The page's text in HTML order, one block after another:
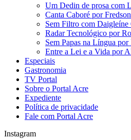
Um Dedin de prosa com
Canta Caboré por
Sem Filtro com Daigleíne
Radar Tecnológico por
Sem Papas na Língua
Entre a Lei e a Vida por
Especiais
Gastronomia
TV Portal
Sobre o Portal Acre
Expediente
Política de privacidade
Fale com Portal Acre
Instagram